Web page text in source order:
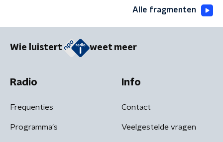
Alle fragmenten
Wie luistert weet meer
Radio
Frequenties
Programma's
Info
Contact
Veelgestelde vragen